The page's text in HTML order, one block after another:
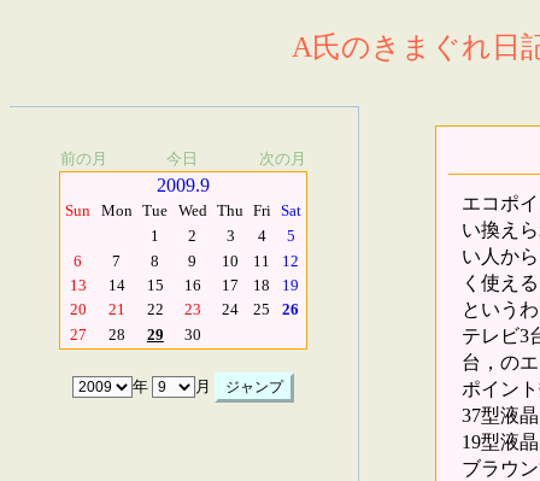
A氏のきまぐれ日
前の月 今日 次の月
2009.9
Sun Mon Tue Wed Thu Fri Sat
1
2 3 4
5
6
7 8 9 10 11
12
13
14 15 16 17 18
19
20
21 22 23 24 25
26
27
28 29 30
年 月
エコポ
い換え
い人か
く使え
という
テレビ3
台，の
ポイン
37型液
19型液
ブラウ